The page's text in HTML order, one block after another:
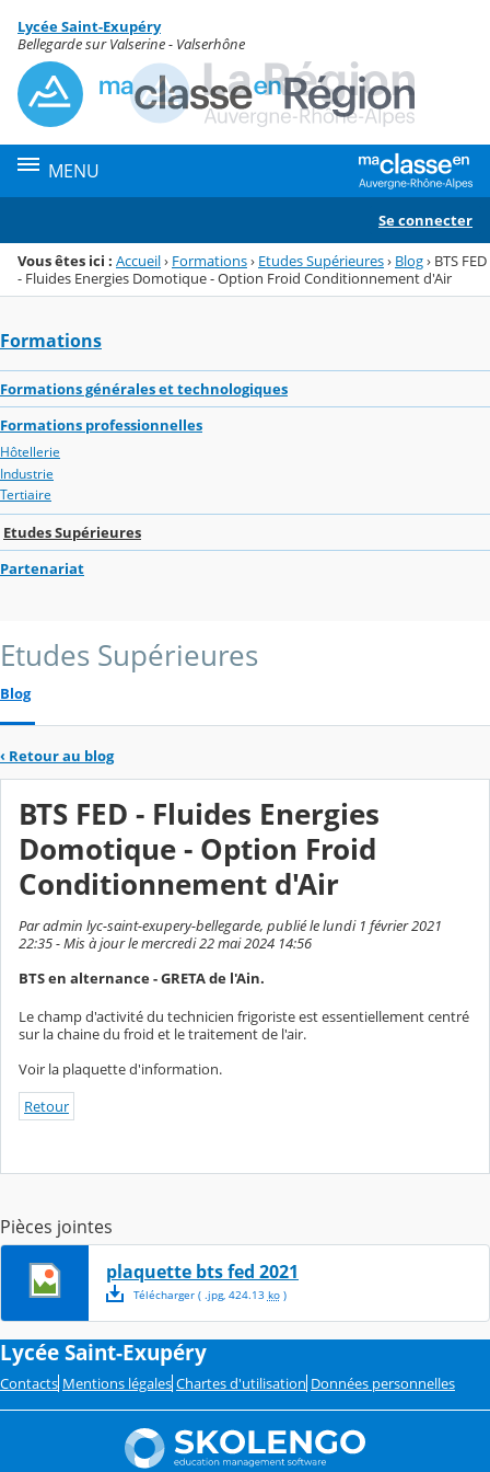
Menu de la rubrique
Contenu
Lycée Saint-Exupéry
Bellegarde sur Valserine - Valserhône
MENU
Se connecter
Vous êtes ici : Accueil› Formations› Etudes Supérieures› Blog› BTS FED
- Fluides Energies Domotique - Option Froid Conditionnement d'Air
Formations
Formations générales et technologiques
Formations professionnelles
Hôtellerie
Industrie
Tertiaire
Etudes Supérieures
Partenariat
Etudes Supérieures
Blog
‹ Retour au blog
BTS FED - Fluides Energies
Domotique - Option Froid
Conditionnement d'Air
Par admin lyc-saint-exupery-bellegarde, publié le lundi 1 février 2021
22:35 - Mis à jour le mercredi 22 mai 2024 14:56
BTS en alternance - GRETA de l'Ain.
Le champ d'activité du technicien frigoriste est essentiellement centré
sur la chaine du froid et le traitement de l'air.
Voir la plaquette d'information.
Retour
Pièces jointes
plaquette bts fed 2021
Télécharger( .jpg, 424.13 ko)
Lycée Saint-Exupéry
Contacts Mentions légales Chartes d'utilisation Données personnelles